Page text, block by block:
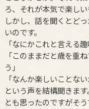
ろ、それが本気で楽し
しかし、話を聞くとど
いのです。
「なにかこれと言える
「このままだと歳を重
う」
「なんか楽しいことない
という声を結構聞きま
とも思ったのですがそ